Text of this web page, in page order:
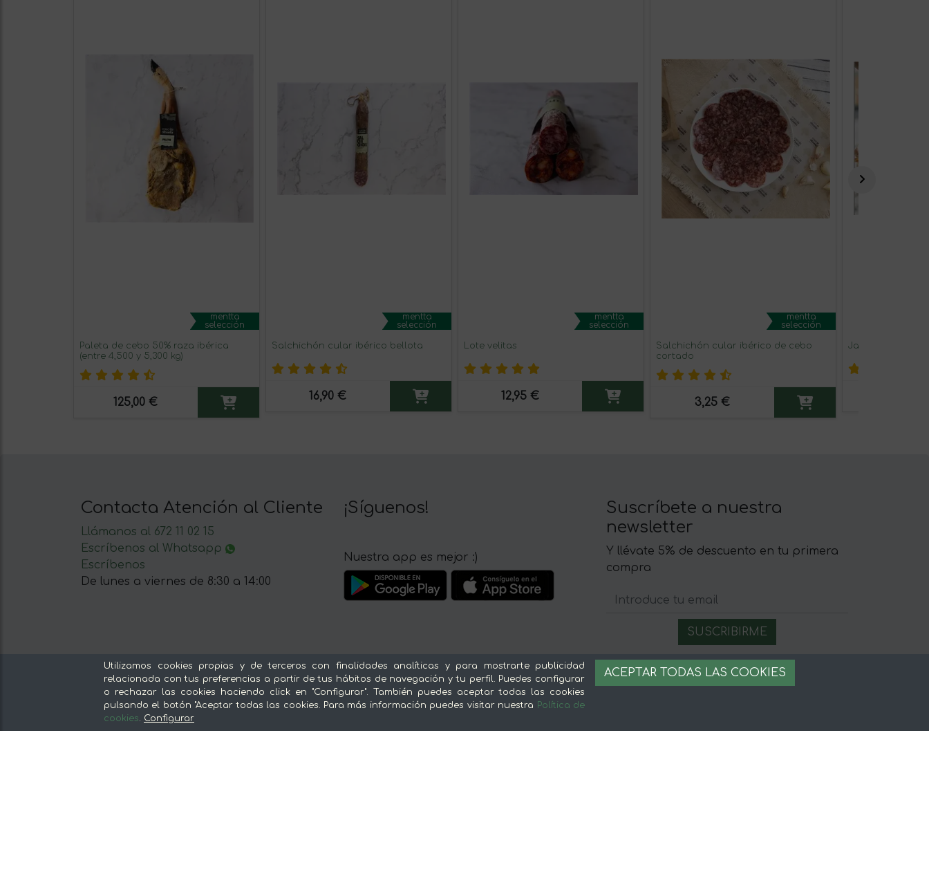
mentta
selección
Paleta de cebo 50% raza ibérica
(entre 4,500 y 5,300 kg)
125,00 €
mentta
selección
Salchichón cular ibérico bellota
16,90 €
mentta
selección
Lote velitas
12,95 €
mentta
selección
Salchichón cular ibérico de cebo
cortado
3,25 €
Jamón Ibérico
Contacta Atención al Cliente
Llámanos al 672 11 02 15
Escríbenos al Whatsapp
Escríbenos
De lunes a viernes de 8:30 a 14:00
¡Síguenos!
Nuestra app es mejor :)
Suscríbete a nuestra
newsletter
Y llévate 5% de descuento en tu primera
compra
Nuestras secciones
Del productor, sin intermediarios
Tiendas Especializadas y Productos
Gourmet
Sobre mentta
Ventajas de comprar comida online en
mentta
Legal
Aviso legal
Utilizamos cookies propias y de terceros con finalidades analíticas y para mostrarte publicidad
relacionada con tus preferencias a partir de tus hábitos de navegación y tu perfil. Puedes configurar
o rechazar las cookies haciendo click en "Configurar". También puedes aceptar todas las cookies
pulsando el botón "Aceptar todas las cookies. Para más información puedes visitar nuestra Política de
cookies. Configurar
ACEPTAR TODAS LAS COOKIES